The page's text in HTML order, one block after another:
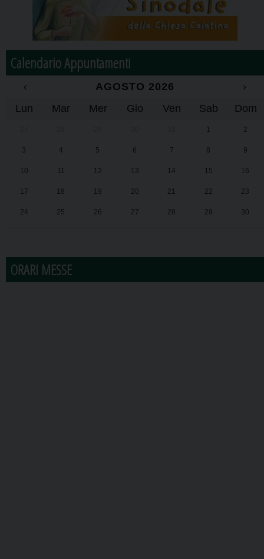
Calendario Appuntamenti
‹ AGOSTO 2026
›
Lun
Mar Mer Gio Ven Sab Dom
1 2
3 4 5 6 7 8 9
10 11 12 13 14 15 16
17 18 19 20 21 22 23
24 25 26 27 28 29 30
ORARI MESSE